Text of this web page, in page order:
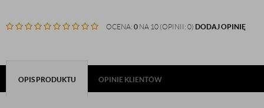
OCENA: 0 NA 10 (OPINII: 0) DODAJ OPINIĘ
OPIS PRODUKTU OPINIE KLIENTÓW